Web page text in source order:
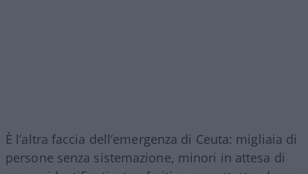
È l’altra faccia dell’emergenza di Ceuta: migliaia di
persone senza sistemazione, minori in attesa di